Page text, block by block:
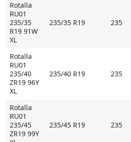
Rotalla
RU01
235/35
R19 91W
XL
235/35 R19 235
Rotalla
RU01
235/40
ZR19 96Y
XL
235/40 R19 235
Rotalla
RU01
235/45
ZR19 99Y
235/45 R19 235